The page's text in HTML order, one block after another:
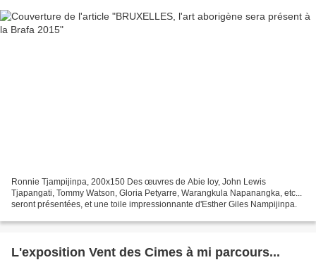
Ronnie Tjampijinpa, 200x150 Des œuvres de Abie loy, John Lewis
Tjapangati, Tommy Watson, Gloria Petyarre, Warangkula Napanangka, etc...
seront présentées, et une toile impressionnante d'Esther Giles Nampijinpa.
L'exposition Vent des Cimes à mi parcours...